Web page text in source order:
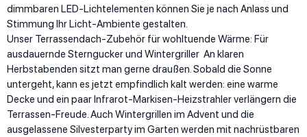
dimmbaren LED-Lichtelementen können Sie je nach Anlass und
Stimmung Ihr Licht-Ambiente gestalten.
Unser Terrassendach-Zubehör für wohltuende Wärme: Für
ausdauernde Sterngucker und Wintergriller An klaren
Herbstabenden sitzt man gerne draußen. Sobald die Sonne
untergeht, kann es jetzt empfindlich kalt werden: eine warme
Decke und ein paar Infrarot-Markisen-Heizstrahler verlängern die
Terrassen-Freude. Auch Wintergrillen im Advent und die
ausgelassene Silvesterparty im Garten werden mit nachrüstbaren